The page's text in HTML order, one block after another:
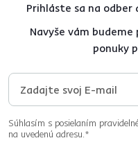
Prihláste sa na
Navyše vám
ponuky
Súhlasím s posielaním
na uvedenú adresu.*